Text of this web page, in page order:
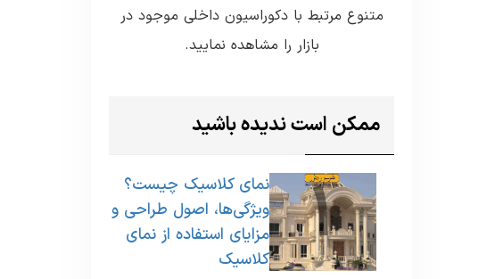
متنوع مرتبط با دکوراسیون داخلی موجود در
بازار را مشاهده نمایید.
ممکن است ندیده باشید
1
نمای کلاسیک چیست؟
ویژگی‌ها، اصول طراحی و
مزایای استفاده از نمای
کلاسیک